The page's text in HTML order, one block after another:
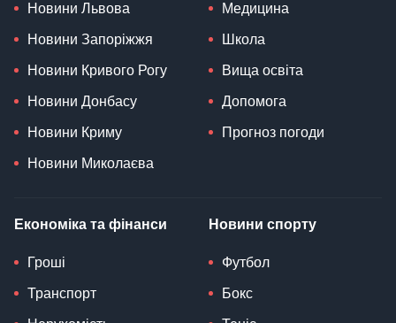
Новини Львова
Новини Запоріжжя
Новини Кривого Рогу
Новини Донбасу
Новини Криму
Новини Миколаєва
Медицина
Школа
Вища освіта
Допомога
Прогноз погоди
Економіка та фінанси
Гроші
Транспорт
Новини спорту
Футбол
Бокс